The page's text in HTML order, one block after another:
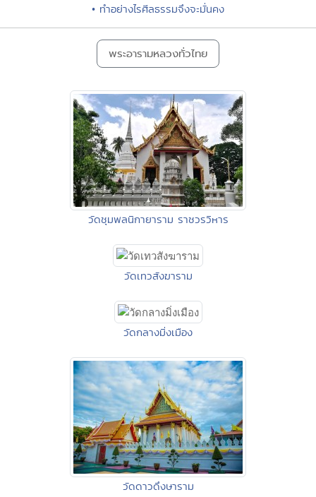
• ทำอย่างไรศีลธรรมจึงจะมั่นคง
พระอารามหลวงทั่วไทย
วัดชุมพลนิกายาราม ราชวรวิหาร
วัดเทวสังฆาราม
วัดกลางมิ่งเมือง
วัดดาวดึงษาราม